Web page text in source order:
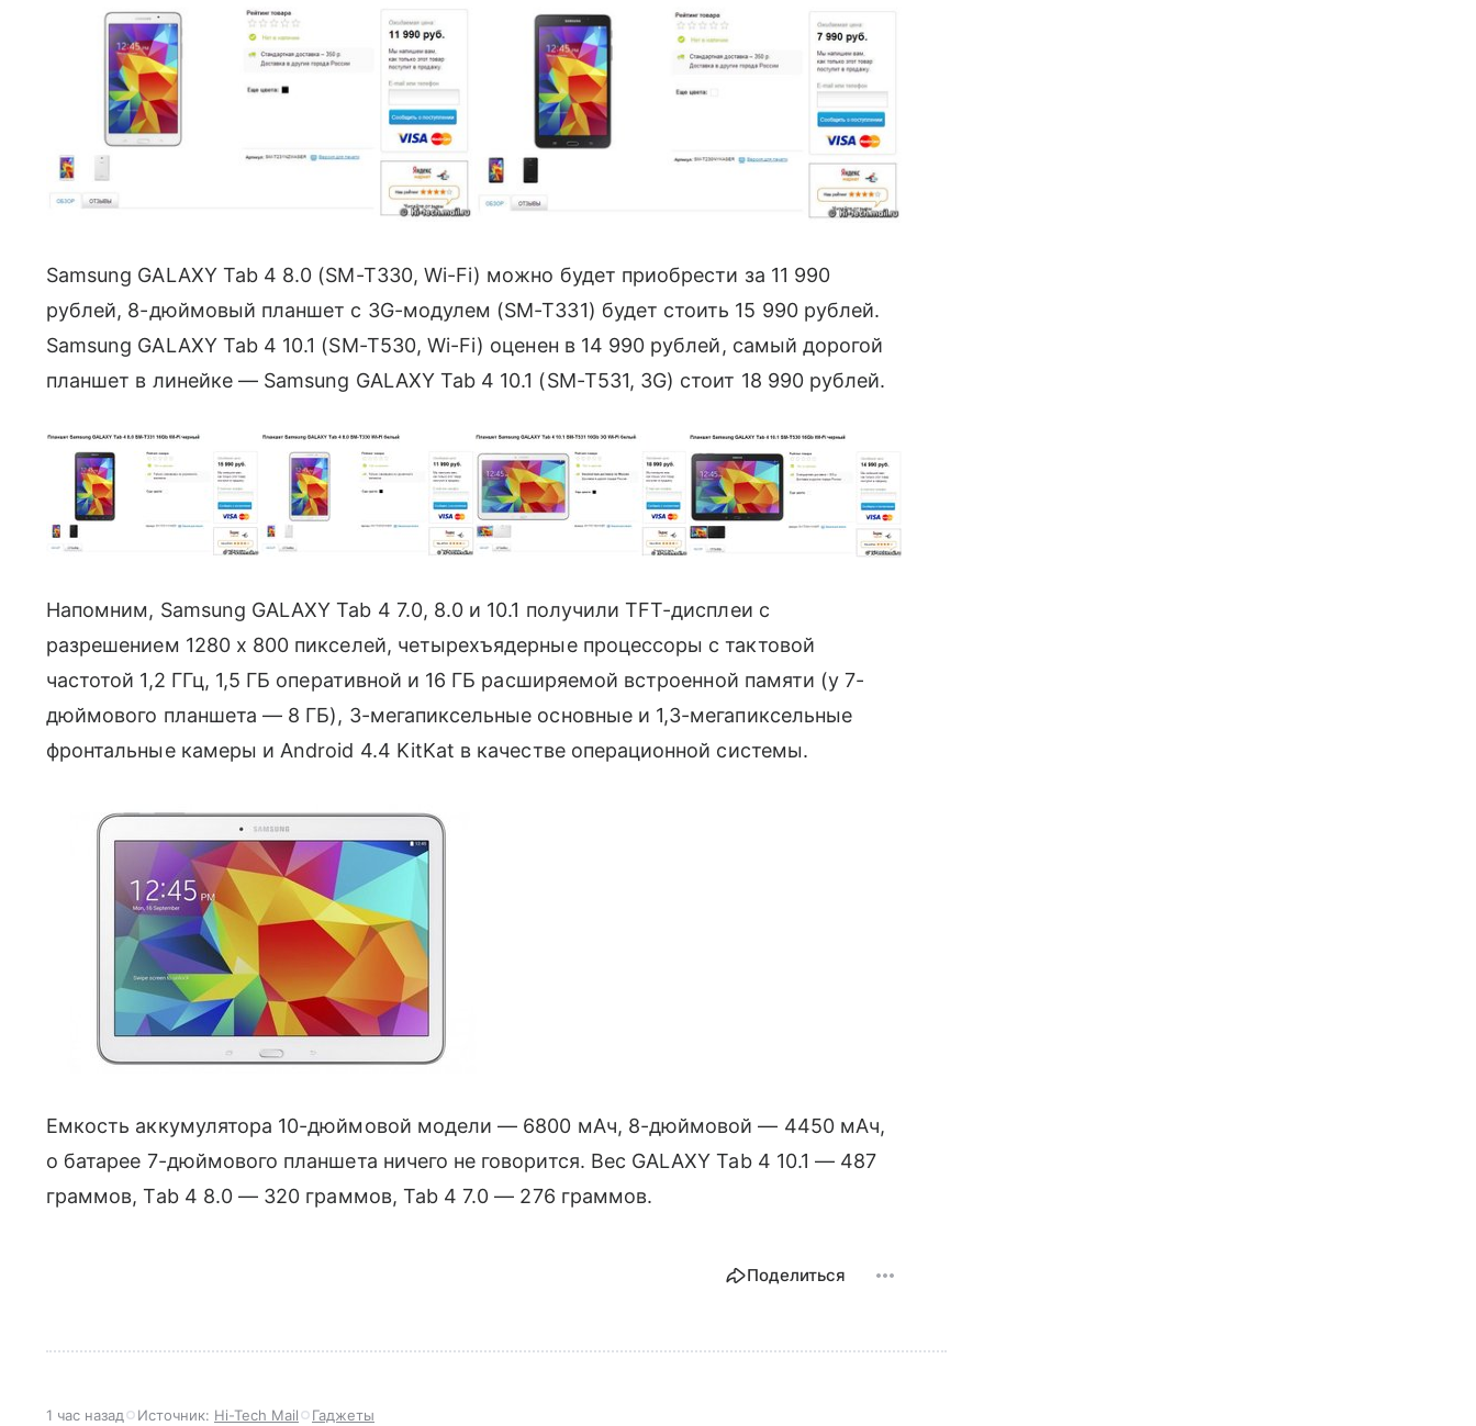
Samsung GALAXY Tab 4 8.0 (SM-T330, Wi-Fi) можно будет приобрести за 11 990
рублей, 8-дюймовый планшет с 3G-модулем (SM-T331) будет стоить 15 990 рублей.
Samsung GALAXY Tab 4 10.1 (SM-T530, Wi-Fi) оценен в 14 990 рублей, самый дорогой
планшет в линейке — Samsung GALAXY Tab 4 10.1 (SM-T531, 3G) стоит 18 990 рублей.
Напомним, Samsung GALAXY Tab 4 7.0, 8.0 и 10.1 получили TFT-дисплеи с
разрешением 1280 х 800 пикселей, четырехъядерные процессоры с тактовой
частотой 1,2 ГГц, 1,5 ГБ оперативной и 16 ГБ расширяемой встроенной памяти (у 7-
дюймового планшета — 8 ГБ), 3-мегапиксельные основные и 1,3-мегапиксельные
фронтальные камеры и Android 4.4 KitKat в качестве операционной системы.
Емкость аккумулятора 10-дюймовой модели — 6800 мАч, 8-дюймовой — 4450 мАч,
о батарее 7-дюймового планшета ничего не говорится. Вес GALAXY Tab 4 10.1 — 487
граммов, Tab 4 8.0 — 320 граммов, Tab 4 7.0 — 276 граммов.
Поделиться
1 час назад Источник: Hi-Tech Mail Гаджеты